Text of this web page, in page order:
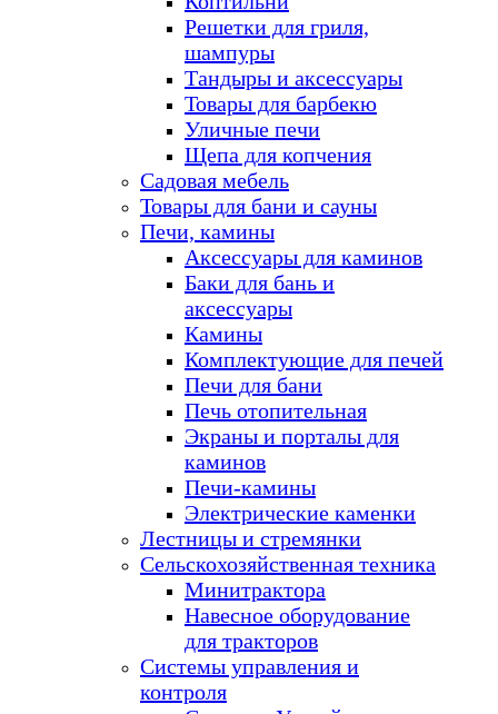
Решетки для гриля,
шампуры
Тандыры и аксессуары
Товары для барбекю
Уличные печи
Щепа для копчения
Садовая мебель
Товары для бани и сауны
Печи, камины
Аксессуары для каминов
Баки для бань и
аксессуары
Камины
Комплектующие для печей
Печи для бани
Печь отопительная
Экраны и порталы для
каминов
Печи-камины
Электрические каменки
Лестницы и стремянки
Сельскохозяйственная техника
Минитрактора
Навесное оборудование
для тракторов
Системы управления и
контроля